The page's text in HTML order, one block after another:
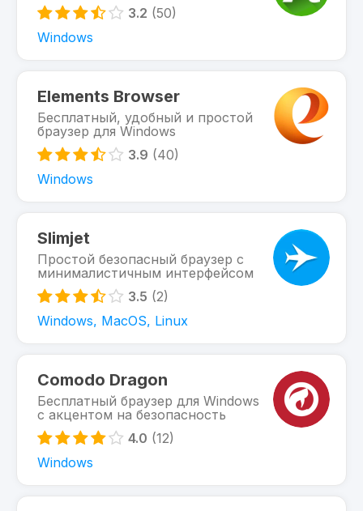
3.2 (50)
Windows
Elements Browser
Бесплатный, удобный и простой
браузер для Windows
3.9 (40)
Windows
Slimjet
Простой безопасный браузер с
минималистичным интерфейсом
3.5 (2)
Windows, MacOS, Linux
Comodo Dragon
Бесплатный браузер для Windows
с акцентом на безопасность
4.0 (12)
Windows